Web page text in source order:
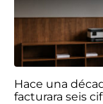
Hace una
facturara seis